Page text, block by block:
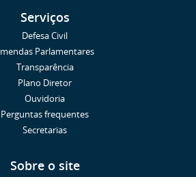
Serviços
Defesa Civil
Parlamentares
Transparência
Plano Diretor
Ouvidoria
Perguntas frequentes
Secretarias
Sobre o site